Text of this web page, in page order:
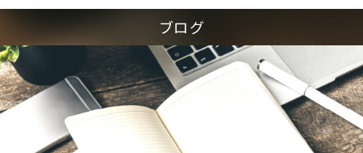
アクセストップ
東京オフィス
福岡オフィス
鹿児島オフィス
大分オフィス
事業モデルと仕事内容
ワークスタイル
指定就労継続支援Ａ型事業所にかかる情報公表
採用情報トップ
利用者（クルー）募集
支援スタッフ（タレント） 募集
ブログ